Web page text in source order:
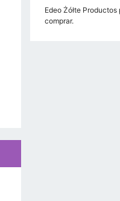
Edeo Żółte
comprar.